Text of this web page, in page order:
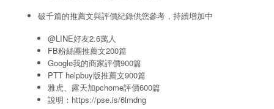
破千篇的推薦文與評價紀錄供您參考，持續增加中
@LINE好友2.6萬人
FB粉絲團推薦文200篇
Google我的商家評價900篇
PTT helpbuy版推薦文900篇
雅虎、露天加pchome評價600篇
說明： https://pse.is/6lmdng